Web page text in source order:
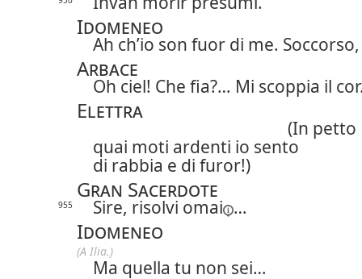
Idomeneo
Ah ch’io son fuor di me.
Arbace
Oh ciel! Che fia?… Mi scoppia il
Elettra
(In petto
quai moti ardenti io sento
di rabbia e di furor!)
Gran Sacerdote
955 Sire, risolvi omai …
Idomeneo
(A Ilia.)
Ma quella tu non sei…